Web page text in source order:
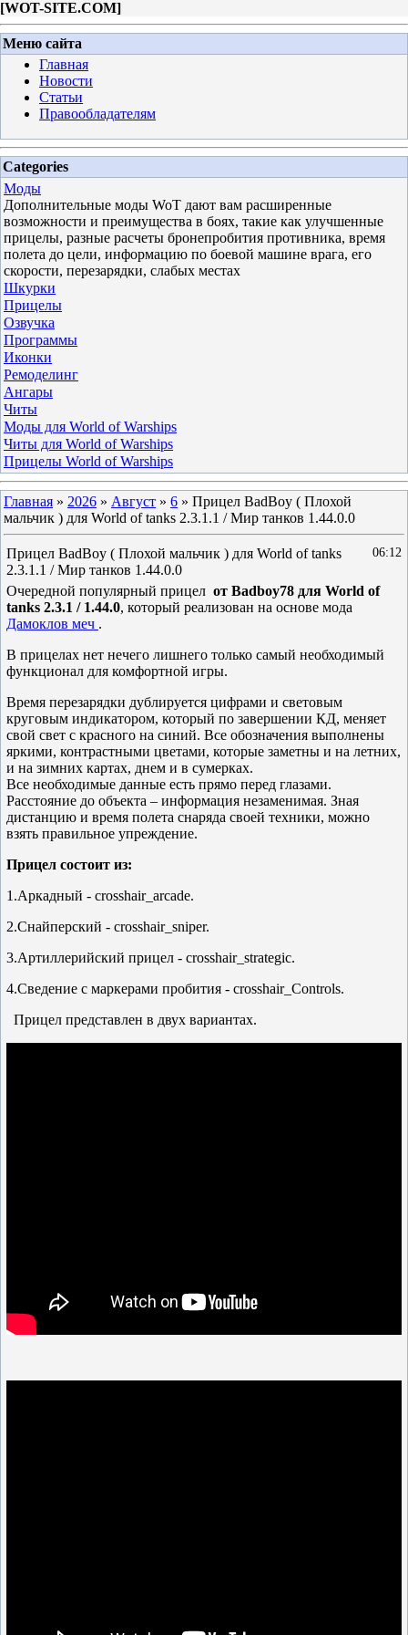
[WOT-SITE.COM]
Меню сайта
Главная
Новости
Статьи
Правообладателям
Categories
Моды
Дополнительные моды WoT дают вам расширенные
возможности и преимущества в боях, такие как улучшенные
прицелы, разные расчеты бронепробития противника, время
полета до цели, информацию по боевой машине врага, его
скорости, перезарядки, слабых местах
Шкурки
Прицелы
Озвучка
Программы
Иконки
Ремоделинг
Ангары
Читы
Моды для World of Warships
Читы для World of Warships
Прицелы World of Warships
Главная » 2026 » Август » 6 » Прицел BadBoy ( Плохой
мальчик ) для World of tanks 2.3.1.1 / Мир танков 1.44.0.0
06:12
Прицел BadBoy ( Плохой мальчик ) для World of tanks
2.3.1.1 / Мир танков 1.44.0.0
Очередной популярный прицел от Badboy78 для World of
tanks 2.3.1 / 1.44.0, который реализован на основе мода
Дамоклов меч .
В прицелах нет нечего лишнего только самый необходимый
функционал для комфортной игры.
Время перезарядки дублируется цифрами и световым
круговым индикатором, который по завершении КД, меняет
свой свет с красного на синий. Все обозначения выполнены
яркими, контрастными цветами, которые заметны и на летних,
и на зимних картах, днем и в сумерках.
Все необходимые данные есть прямо перед глазами.
Расстояние до объекта – информация незаменимая. Зная
дистанцию и время полета снаряда своей техники, можно
взять правильное упреждение.
Прицел состоит из:
1.Аркадный - crosshair_arcade.
2.Снайперский - crosshair_sniper.
3.Артиллерийский прицел - crosshair_strategic.
4.Сведение с маркерами пробития - crosshair_Controls.
Прицел представлен в двух вариантах.